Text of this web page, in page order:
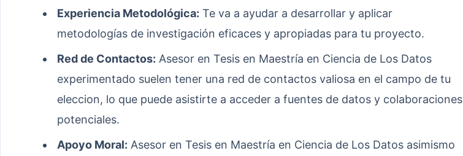
Experiencia Metodológica: Te va a ayudar a desarrollar y aplicar
metodologías de investigación eficaces y apropiadas para tu proyecto.
Red de Contactos: Asesor en Tesis en Maestría en Ciencia de Los Datos
experimentado suelen tener una red de contactos valiosa en el campo de tu
eleccion, lo que puede asistirte a acceder a fuentes de datos y colaboraciones
potenciales.
Apoyo Moral: Asesor en Tesis en Maestría en Ciencia de Los Datos asimismo